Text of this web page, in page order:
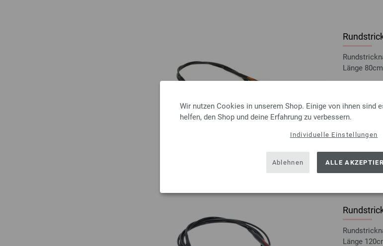
Wir nutzen Cookies in unserem Shop. Einige von ihnen sind
helfen, den Shop und deine Erfahrung zu verbessern.
Individuelle Einstellungen
Ablehnen ALLE
Länge 80cm
MENGE
Auf
Länge